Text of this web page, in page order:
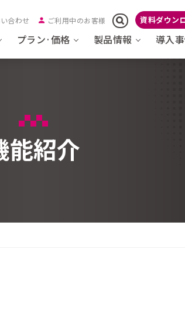
合わせ ご利用中のお客様 資料ダウン
プラン·価格 製品情報 導入
能紹介